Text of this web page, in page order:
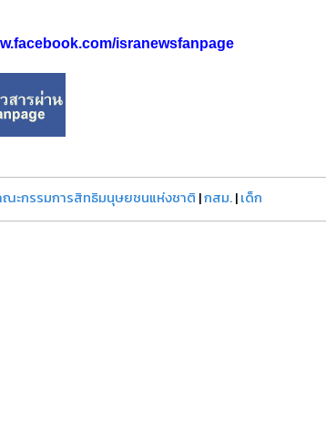
isranewsfanpage
ะกรรมการสิทธิมนุษยชนแห่งชาติ |กสม.|เด็ก